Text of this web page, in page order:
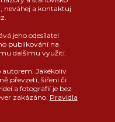
neváhej a kontaktuj
jeho odesílatel
publikování na
dalšímu využití.
autorem. Jakékoliv
převzetí, šíření či
a fotografií je bez
zakázáno. Pravidla